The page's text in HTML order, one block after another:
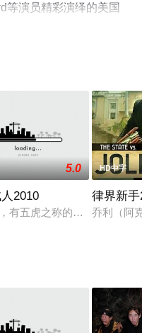
等演员精彩演绎的美国
整版电影大全就上天堂
霉的小男人Aarush的故事
5.0
2010
有五虎之称的少年篮球队
HD中字
律界新手
乔利（阿